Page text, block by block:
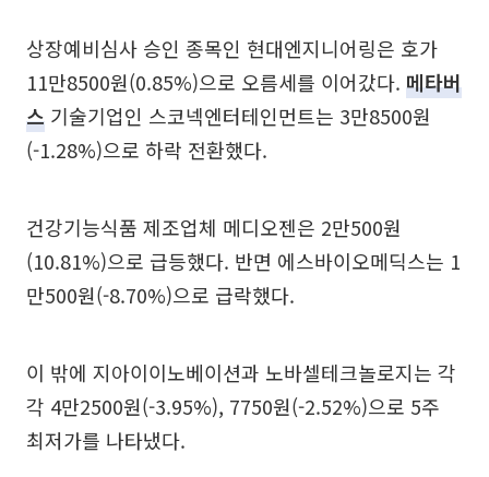
상장예비심사 승인 종목인 현대엔지니어링은 호가
11만8500원(0.85%)으로 오름세를 이어갔다. 메타버
스 기술기업인 스코넥엔터테인먼트는 3만8500원
(-1.28%)으로 하락 전환했다.
건강기능식품 제조업체 메디오젠은 2만500원
(10.81%)으로 급등했다. 반면 에스바이오메딕스는 1
만500원(-8.70%)으로 급락했다.
이 밖에 지아이이노베이션과 노바셀테크놀로지는 각
각 4만2500원(-3.95%), 7750원(-2.52%)으로 5주
최저가를 나타냈다.